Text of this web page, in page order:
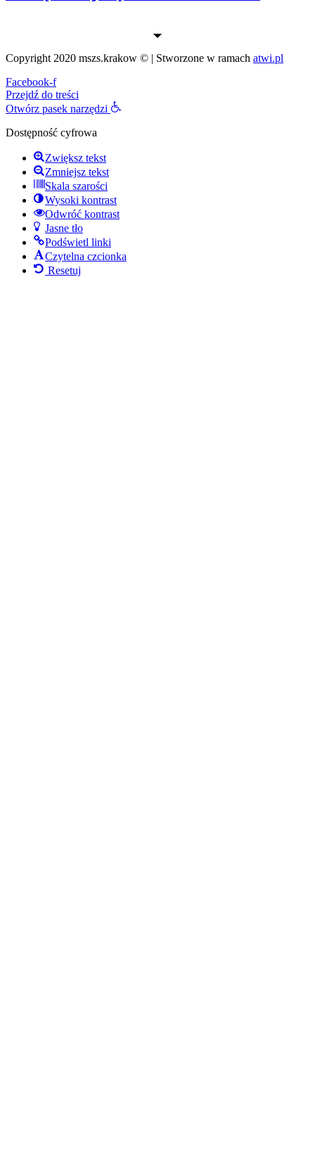
Copyright 2020 mszs.krakow © | Stworzone w ramach atwi.pl
Facebook-f
Przejdź do treści
Otwórz pasek narzędzi
Dostępność cyfrowa
Zwiększ tekst
Zmniejsz tekst
Skala szarości
Wysoki kontrast
Odwróć kontrast
Jasne tło
Podświetl linki
Czytelna czcionka
Resetuj